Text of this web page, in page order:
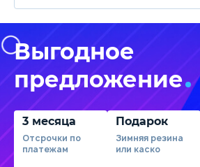
Выгодное
предложение
3 месяца
Отсрочки по
платежам
Подарок
Зимняя резина
или каско